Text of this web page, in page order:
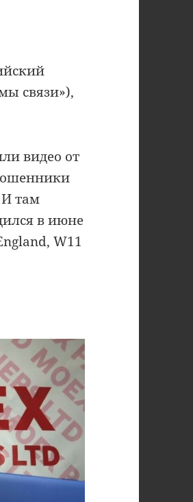
связи»),
видео от
там
в июне
W11